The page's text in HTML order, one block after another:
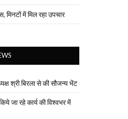
मिनटों में मिल रहा उपचार
श्री बिरला से की सौजन्य भेंट
जा रहे कार्य की विश्वभर में